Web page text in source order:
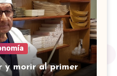
y morir al primer